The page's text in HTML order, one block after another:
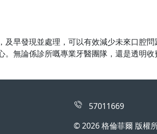
及早發現並處理，可以有效減少未來口腔
。無論係診所嘅專業牙醫團隊，還是透明
57011669
© 2026 格倫菲爾 版權